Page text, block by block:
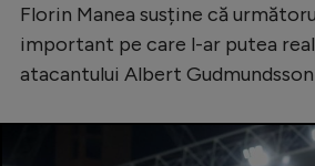
Tenis
Handbal
Formula 1
Florin Manea susține că
important pe care l-ar putea
atacantului Albert Gudmundsson